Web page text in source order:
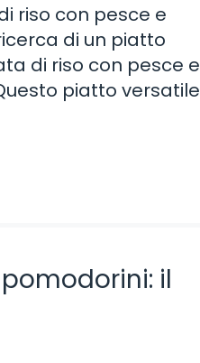
riso con pesce e
di un piatto
di riso con pesce e
piatto versatile
il